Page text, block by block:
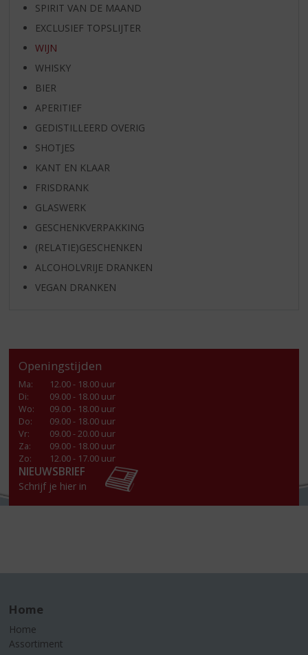
SPIRIT VAN DE MAAND
EXCLUSIEF TOPSLIJTER
WIJN
WHISKY
BIER
APERITIEF
GEDISTILLEERD OVERIG
SHOTJES
KANT EN KLAAR
FRISDRANK
GLASWERK
GESCHENKVERPAKKING
(RELATIE)GESCHENKEN
ALCOHOLVRIJE DRANKEN
VEGAN DRANKEN
Openingstijden
Ma:
12.00 - 18.00 uur
Di:
09.00 - 18.00 uur
Wo:
09.00 - 18.00 uur
Do:
09.00 - 18.00 uur
Vr:
09.00 - 20.00 uur
Za:
09.00 - 18.00 uur
Zo:
12.00 - 17.00 uur
NIEUWSBRIEF
Schrijf je hier in
Home
Home
Assortiment